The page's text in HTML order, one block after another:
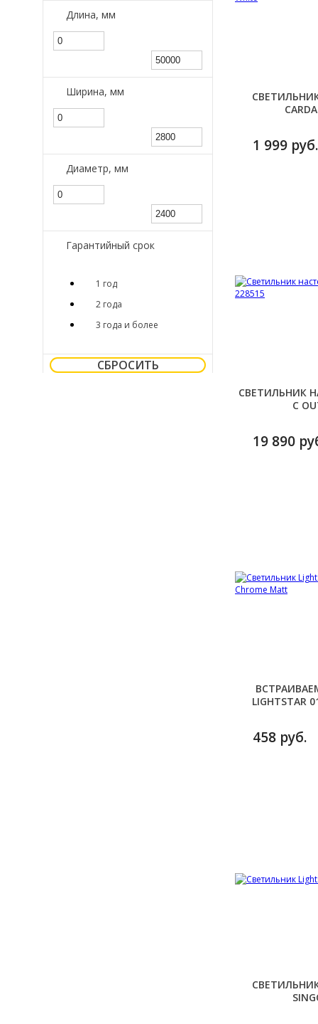
Длина, мм
Ширина, мм
Диаметр, мм
Гарантийный срок
1 год
2 года
3 года и более
СБРОСИТЬ
СВЕТИЛЬНИК
1 999 руб.
СВЕТИЛЬНИК
C
19 890
LIGHTSTAR
458 руб.
СВЕТИЛЬНИК